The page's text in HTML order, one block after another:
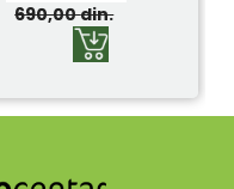
690,00din.